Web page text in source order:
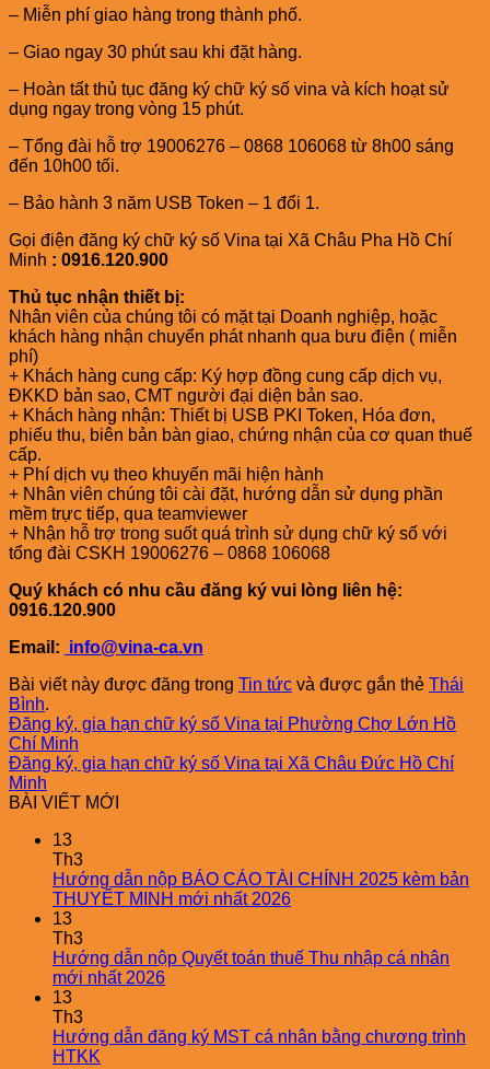
– Miễn phí giao hàng trong thành phố.
– Giao ngay 30 phút sau khi đặt hàng.
– Hoàn tất thủ tục đăng ký chữ ký số vina và kích hoạt sử
dụng ngay trong vòng 15 phút.
– Tổng đài hỗ trợ 19006276 – 0868 106068 từ 8h00 sáng
đến 10h00 tối.
– Bảo hành 3 năm USB Token – 1 đổi 1.
Gọi điện đăng ký chữ ký số Vina tại Xã Châu Pha Hồ Chí
Minh : 0916.120.900
Thủ tục nhận thiết bị:
Nhân viên của chúng tôi có mặt tại Doanh nghiệp, hoặc
khách hàng nhận chuyển phát nhanh qua bưu điện ( miễn
phí)
+ Khách hàng cung cấp: Ký hợp đồng cung cấp dịch vụ,
ĐKKD bản sao, CMT người đại diện bản sao.
+ Khách hàng nhận: Thiết bị USB PKI Token, Hóa đơn,
phiếu thu, biên bản bàn giao, chứng nhận của cơ quan thuế
cấp.
+ Phí dịch vụ theo khuyến mãi hiện hành
+ Nhân viên chúng tôi cài đặt, hướng dẫn sử dụng phần
mềm trực tiếp, qua teamviewer
+ Nhận hỗ trợ trong suốt quá trình sử dụng chữ ký số với
tổng đài CSKH 19006276 – 0868 106068
Quý khách có nhu cầu đăng ký vui lòng liên hệ:
0916.120.900
Email: info@vina-ca.vn
Bài viết này được đăng trong Tin tức và được gắn thẻ Thái
Bình.
Đăng ký, gia hạn chữ ký số Vina tại Phường Chợ Lớn Hồ
Chí Minh
Đăng ký, gia hạn chữ ký số Vina tại Xã Châu Đức Hồ Chí
Minh
BÀI VIẾT MỚI
13
Th3
Hướng dẫn nộp BÁO CÁO TÀI CHÍNH 2025 kèm bản
THUYẾT MINH mới nhất 2026
13
Th3
Hướng dẫn nộp Quyết toán thuế Thu nhập cá nhân
mới nhất 2026
13
Th3
Hướng dẫn đăng ký MST cá nhân bằng chương trình
HTKK